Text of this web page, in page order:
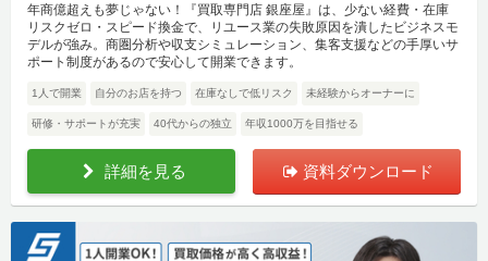
年商億超えも夢じゃない！『買取専門店 銀座屋』は、少ない経費・在庫
リスクゼロ・スピード換金で、リユース業の失敗原因を潰したビジネスモ
デルが強み。商圏分析や収支シミュレーション、集客支援などの手厚いサ
ポート制度があるので安心して開業できます。
1人で開業 自分のお店を持つ 在庫なしで低リスク 未経験からオーナーに
研修・サポートが充実 40代からの独立 年収1000万を目指せる
詳細を見る 資料ダウンロード